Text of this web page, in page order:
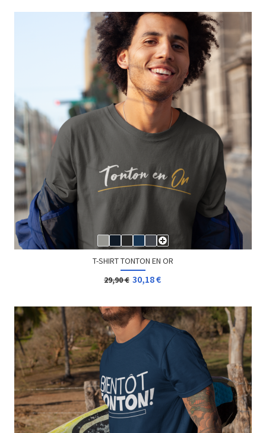
T-SHIRT TONTON EN OR
29,90 € 30,18 €